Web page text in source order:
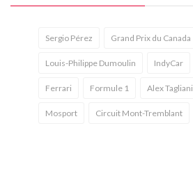
Sergio Pérez Grand Prix du Canada
Louis-Philippe Dumoulin IndyCar
Ferrari Formule 1 Alex Tagliani
Mosport Circuit Mont-Tremblant